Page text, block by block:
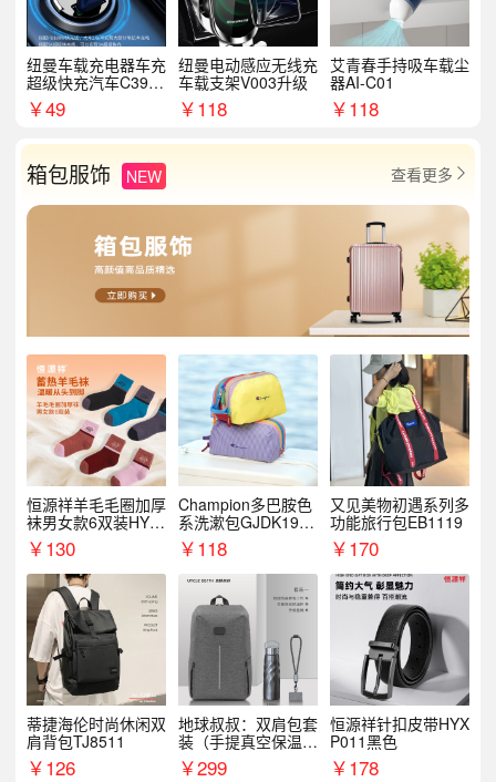
纽曼车载充电器车充
超级快充汽车C39提
手拉环
￥49
纽曼电动感应无线充
车载支架V003升级
￥118
艾青春手持吸车载尘
器AI-C01
￥118
箱包服饰 NEW 查看更多 
恒源祥羊毛毛圈加厚
袜男女款6双装HYX
068WZ
￥130
Champion多巴胺色
系洗漱包GJDK19R
1￥118
又见美物初遇系列多
功能旅行包EB1119
￥170
蒂捷海伦时尚休闲双
肩背包TJ8511
￥126
地球叔叔：双肩包套
装（手提真空保温杯
+手机挂绳）
￥299
恒源祥针扣皮带HYX
P011黑色
￥178